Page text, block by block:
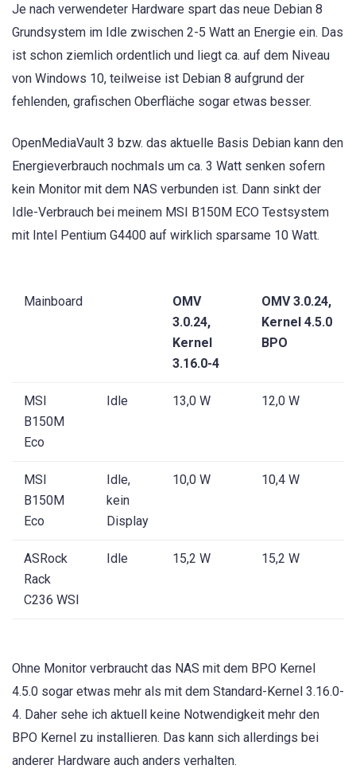
Je nach verwendeter Hardware spart das neue Debian 8
Grundsystem im Idle zwischen 2-5 Watt an Energie ein. Das
ist schon ziemlich ordentlich und liegt ca. auf dem Niveau
von Windows 10, teilweise ist Debian 8 aufgrund der
fehlenden, grafischen Oberfläche sogar etwas besser.
OpenMediaVault 3 bzw. das aktuelle Basis Debian kann den
Energieverbrauch nochmals um ca. 3 Watt senken sofern
kein Monitor mit dem NAS verbunden ist. Dann sinkt der
Idle-Verbrauch bei meinem MSI B150M ECO Testsystem
mit Intel Pentium G4400 auf wirklich sparsame 10 Watt.
Mainboard
OMV
3.0.24,
Kernel
3.16.0-4
OMV 3.0.24,
Kernel 4.5.0
BPO
MSI
B150M
Eco
Idle 13,0 W 12,0 W
MSI
B150M
Eco
Idle,
kein
Display
10,0 W 10,4 W
ASRock
Rack
C236 WSI
Idle 15,2 W 15,2 W
Ohne Monitor verbraucht das NAS mit dem BPO Kernel
4.5.0 sogar etwas mehr als mit dem Standard-Kernel 3.16.0-
4. Daher sehe ich aktuell keine Notwendigkeit mehr den
BPO Kernel zu installieren. Das kann sich allerdings bei
anderer Hardware auch anders verhalten.